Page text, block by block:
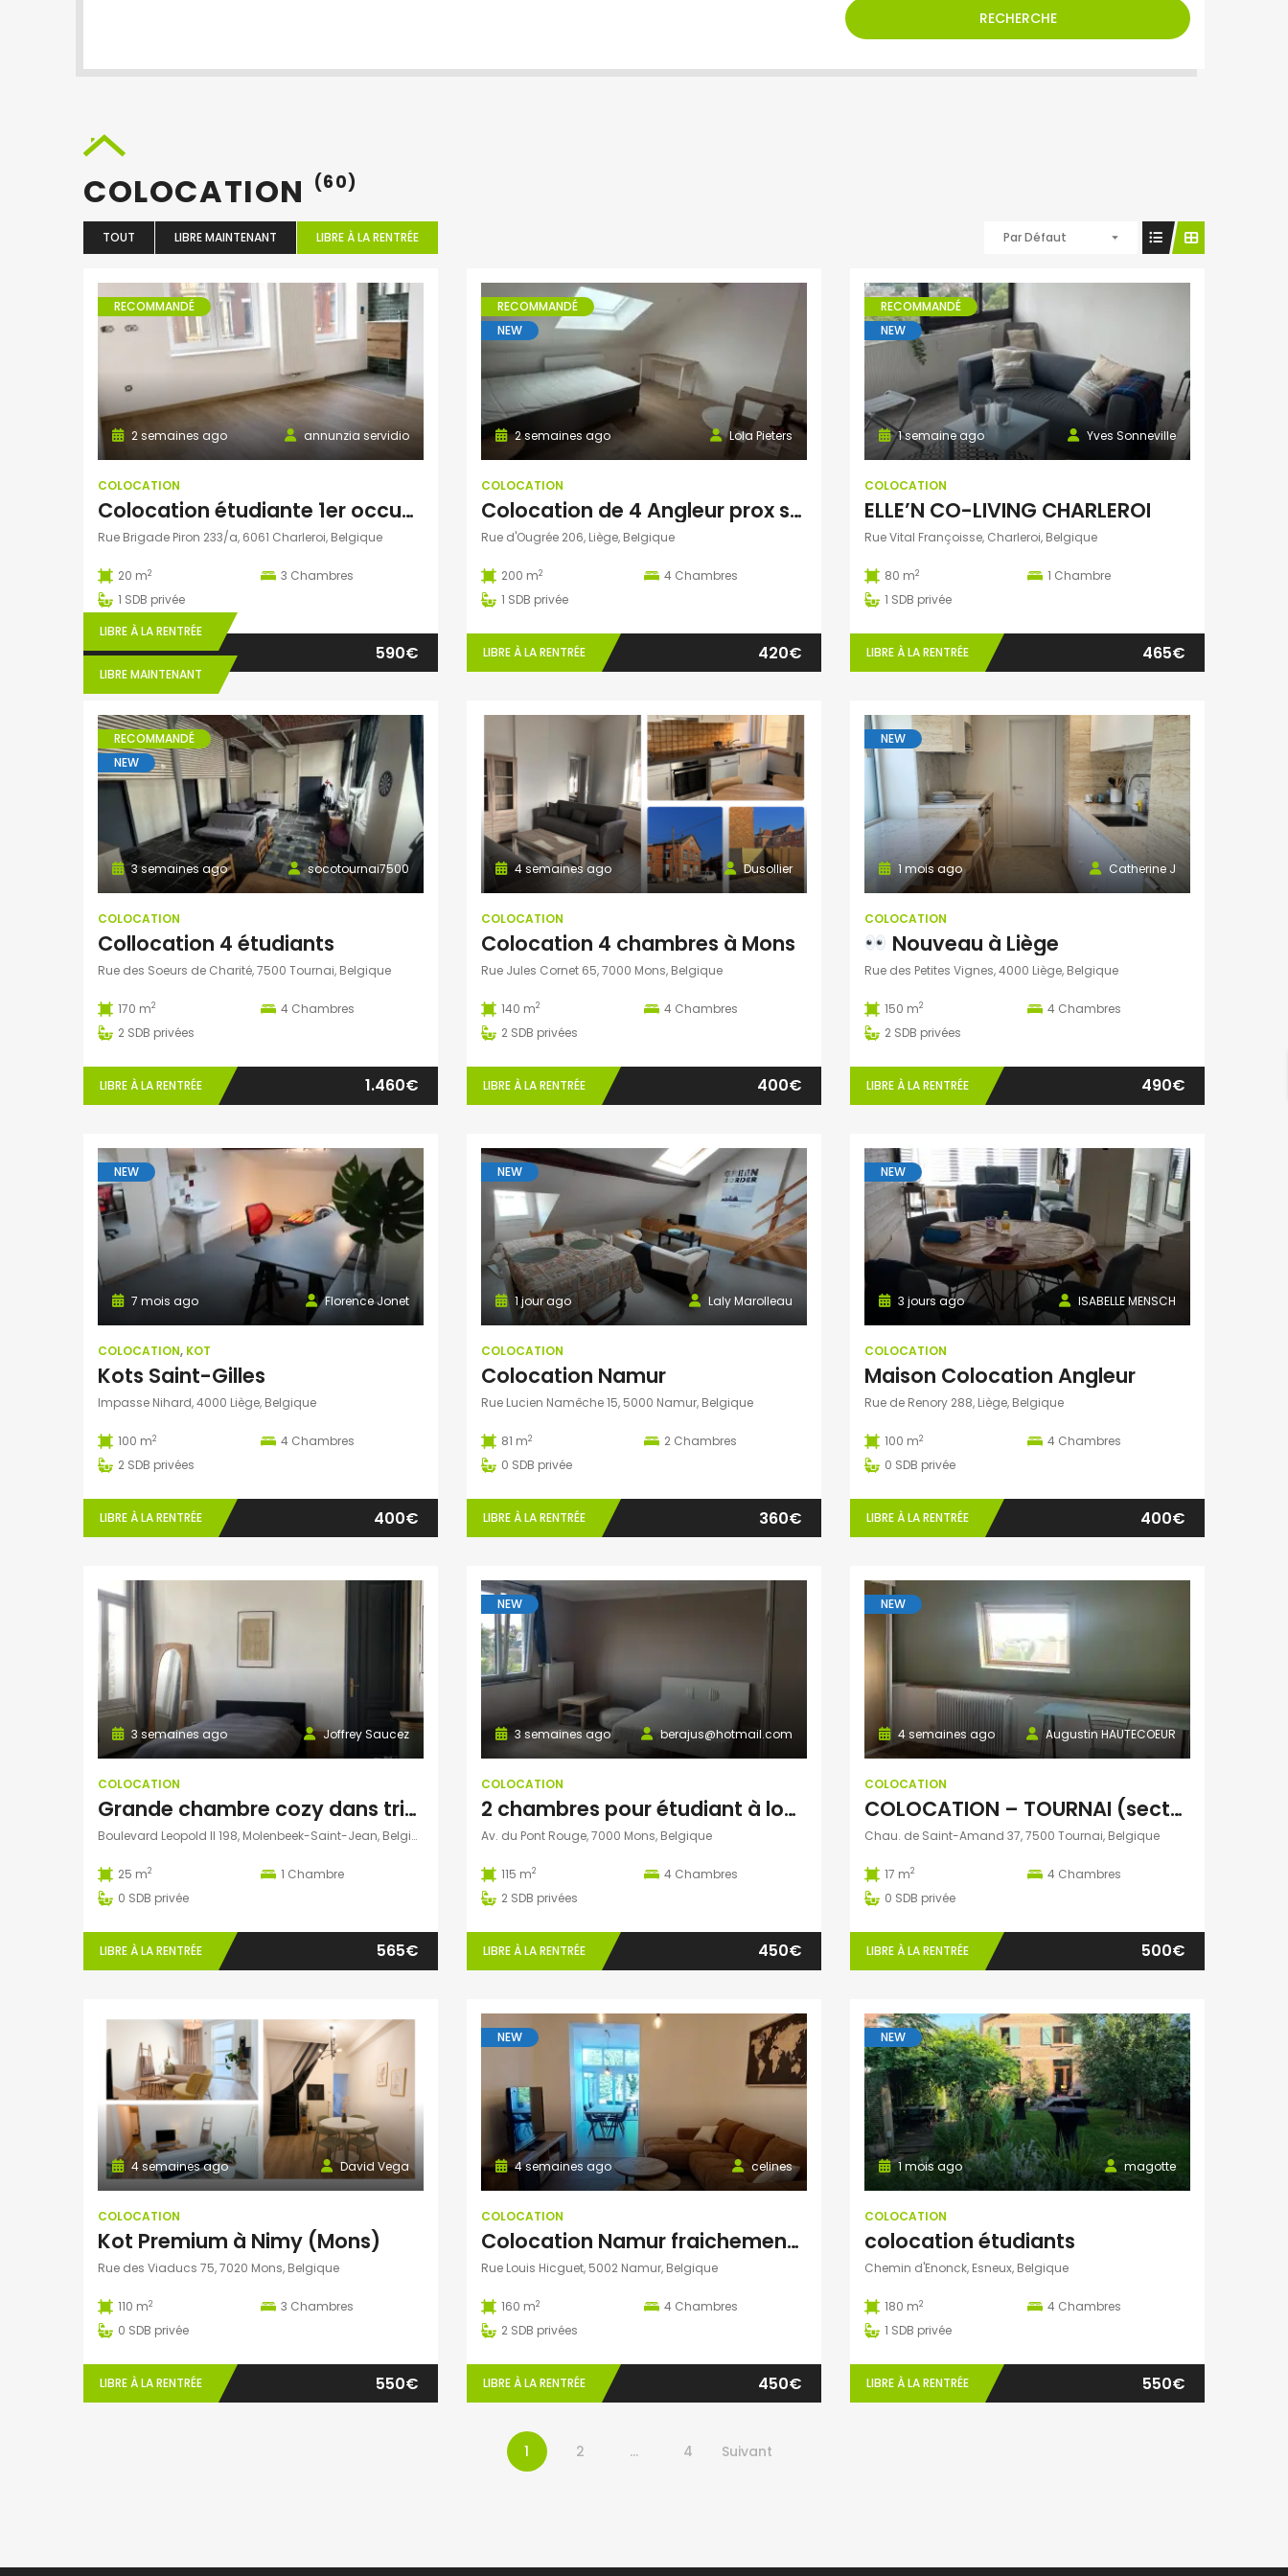
RECHERCHE
COLOCATION (60)
TOUT LIBRE MAINTENANT LIBRE À LA RENTRÉE Par Défaut
RECOMMANDÉ
annunzia servidio
2 semaines ago
COLOCATION
Colocation étudiante 1er occupation
Rue Brigade Piron 233/a, 6061 Charleroi, Belgique
20 m2 3 Chambres
1 SDB privée
LIBRE À LA RENTRÉE
LIBRE MAINTENANT
590€
RECOMMANDÉ
NEW
Lola Pieters
2 semaines ago
COLOCATION
Colocation de 4 Angleur prox sart et helmo
Rue d'Ougrée 206, Liège, Belgique
200 m2 4 Chambres
1 SDB privée
LIBRE À LA RENTRÉE 420€
RECOMMANDÉ
NEW
Yves Sonneville
1 semaine ago
COLOCATION
ELLE’N CO-LIVING CHARLEROI
Rue Vital Françoisse, Charleroi, Belgique
80 m2 1 Chambre
1 SDB privée
LIBRE À LA RENTRÉE 465€
RECOMMANDÉ
NEW
socotournai7500
3 semaines ago
COLOCATION
Collocation 4 étudiants
Rue des Soeurs de Charité, 7500 Tournai, Belgique
170 m2 4 Chambres
2 SDB privées
LIBRE À LA RENTRÉE 1.460€
Dusollier
4 semaines ago
COLOCATION
Colocation 4 chambres à Mons
Rue Jules Cornet 65, 7000 Mons, Belgique
140 m2 4 Chambres
2 SDB privées
LIBRE À LA RENTRÉE 400€
NEW
Catherine J
1 mois ago
COLOCATION
Nouveau à Liège
Rue des Petites Vignes, 4000 Liège, Belgique
150 m2 4 Chambres
2 SDB privées
LIBRE À LA RENTRÉE 490€
NEW
Florence Jonet
7 mois ago
COLOCATION, KOT
Kots Saint-Gilles
Impasse Nihard, 4000 Liège, Belgique
100 m2 4 Chambres
2 SDB privées
LIBRE À LA RENTRÉE 400€
NEW
Laly Marolleau
1 jour ago
COLOCATION
Colocation Namur
Rue Lucien Namêche 15, 5000 Namur, Belgique
81 m2 2 Chambres
0 SDB privée
LIBRE À LA RENTRÉE 360€
NEW
ISABELLE MENSCH
3 jours ago
COLOCATION
Maison Colocation Angleur
Rue de Renory 288, Liège, Belgique
100 m2 4 Chambres
0 SDB privée
LIBRE À LA RENTRÉE 400€
Joffrey Saucez
3 semaines ago
COLOCATION
Grande chambre cozy dans triplex d’une maison de Maître typique de Bruxelles
Boulevard Leopold II 198, Molenbeek-Saint-Jean, Belgique
25 m2 1 Chambre
0 SDB privée
LIBRE À LA RENTRÉE 565€
NEW
berajus@hotmail.com
3 semaines ago
COLOCATION
2 chambres pour étudiant à louer à Mons
Av. du Pont Rouge, 7000 Mons, Belgique
115 m2 4 Chambres
2 SDB privées
LIBRE À LA RENTRÉE 450€
NEW
Augustin HAUTECOEUR
4 semaines ago
COLOCATION
COLOCATION – TOURNAI (secteur des Bastions)
Chau. de Saint-Amand 37, 7500 Tournai, Belgique
17 m2 4 Chambres
0 SDB privée
LIBRE À LA RENTRÉE 500€
David Vega
4 semaines ago
COLOCATION
Kot Premium à Nimy (Mons)
Rue des Viaducs 75, 7020 Mons, Belgique
110 m2 3 Chambres
0 SDB privée
LIBRE À LA RENTRÉE 550€
NEW
celines
4 semaines ago
COLOCATION
Colocation Namur fraichement rénovée 4 filles (jeunes travailleurs, pas étudiants)- 2 chambres libres
Rue Louis Hicguet, 5002 Namur, Belgique
160 m2 4 Chambres
2 SDB privées
LIBRE À LA RENTRÉE 450€
NEW
magotte
1 mois ago
COLOCATION
colocation étudiants
Chemin d'Enonck, Esneux, Belgique
180 m2 4 Chambres
1 SDB privée
LIBRE À LA RENTRÉE 550€
1 2 … 4 Suivant